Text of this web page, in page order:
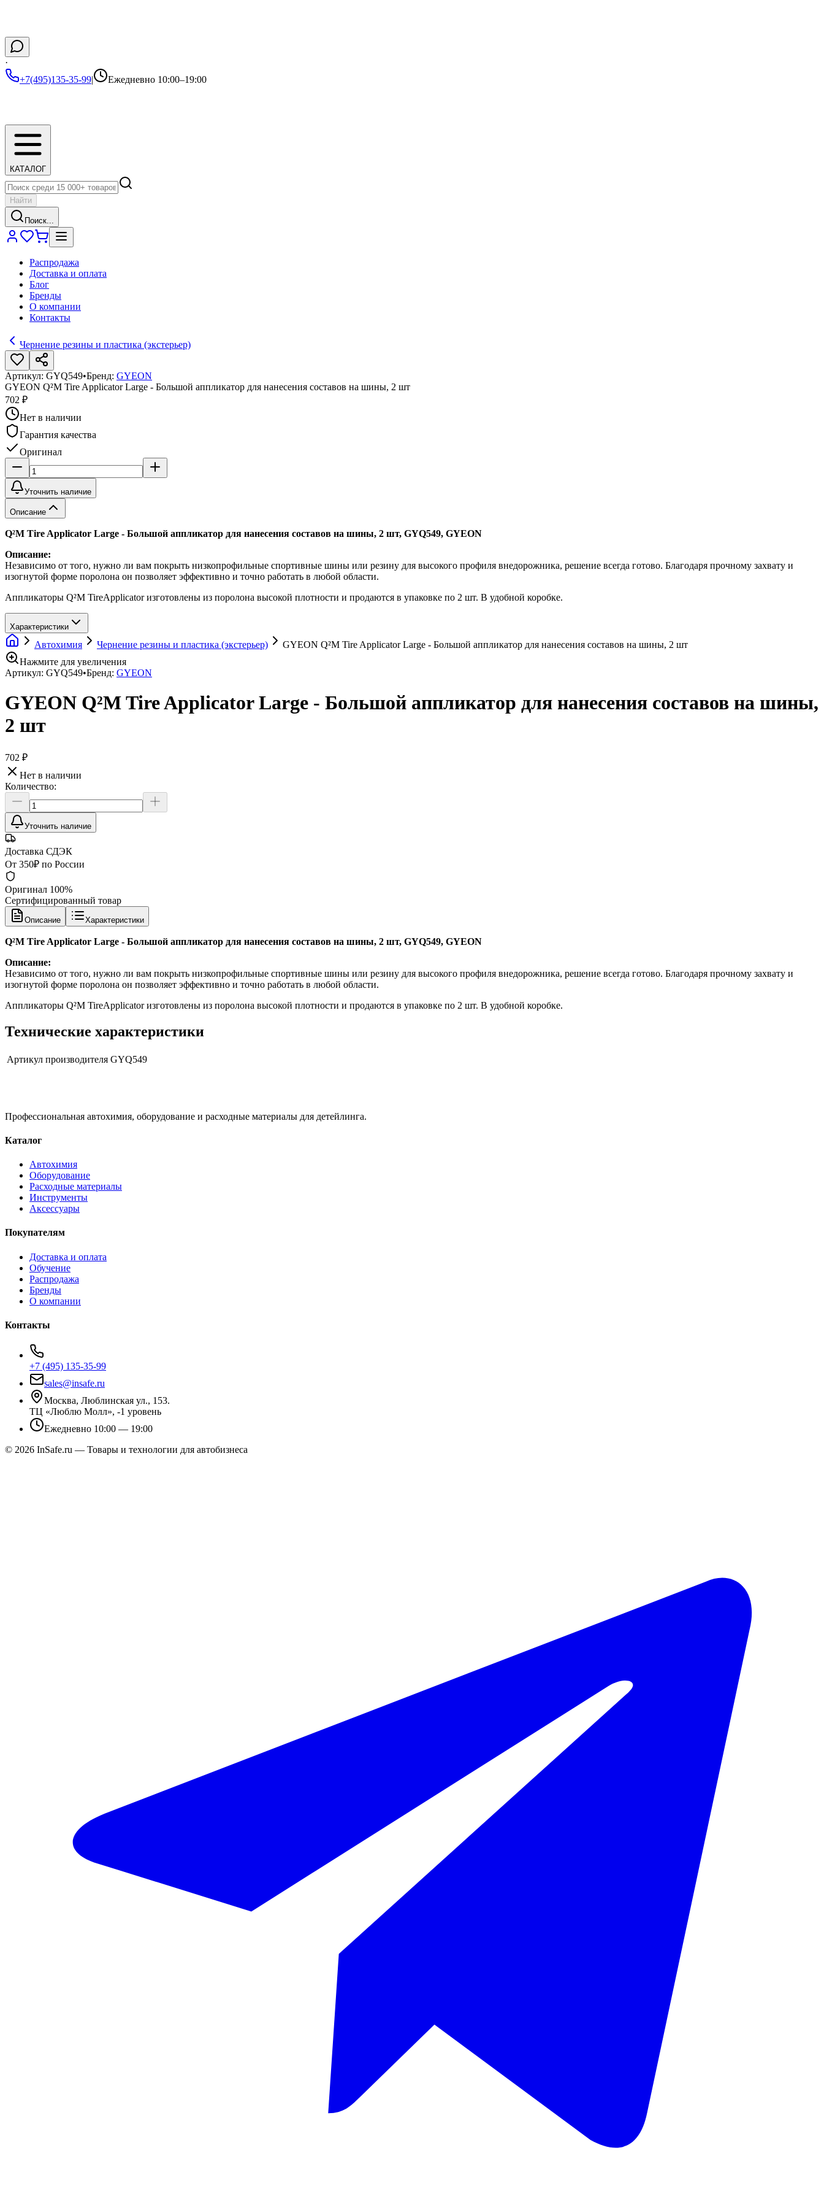
·
+7(495)135-35-99| Ежедневно 10:00–19:00
КАТАЛОГ
Найти
Поиск...
Распродажа
Доставка и оплата
Блог
Бренды
О компании
Контакты
Чернение резины и пластика (экстерьер)
Артикул: GYQ549•Бренд: GYEON
GYEON Q²M Tire Applicator Large - Большой аппликатор для нанесения составов на шины, 2 шт
702 ₽
Нет в наличии
Гарантия качества
Оригинал
Уточнить наличие
Описание
Q²M Tire Applicator Large - Большой аппликатор для нанесения составов на шины, 2 шт, GYQ549, GYEON
Описание:
Независимо от того, нужно ли вам покрыть низкопрофильные спортивные шины или резину для высокого профиля внедорожника, решение всегда готово. Благодаря прочному захвату и
изогнутой форме поролона он позволяет эффективно и точно работать в любой области.
Аппликаторы Q²M TireApplicator изготовлены из поролона высокой плотности и продаются в упаковке по 2 шт. В удобной коробке.
Характеристики
Автохимия Чернение резины и пластика (экстерьер)
GYEON Q²M Tire Applicator Large - Большой аппликатор для нанесения составов на шины, 2 шт
Нажмите для увеличения
Артикул: GYQ549•Бренд: GYEON
GYEON Q²M Tire Applicator Large - Большой аппликатор для нанесения составов на шины,
2 шт
702 ₽
Нет в наличии
Количество:
Уточнить наличие
Доставка СДЭК
От 350₽ по России
Оригинал 100%
Сертифицированный товар
Описание Характеристики
Q²M Tire Applicator Large - Большой аппликатор для нанесения составов на шины, 2 шт, GYQ549, GYEON
Описание:
Независимо от того, нужно ли вам покрыть низкопрофильные спортивные шины или резину для высокого профиля внедорожника, решение всегда готово. Благодаря прочному захвату и
изогнутой форме поролона он позволяет эффективно и точно работать в любой области.
Аппликаторы Q²M TireApplicator изготовлены из поролона высокой плотности и продаются в упаковке по 2 шт. В удобной коробке.
Технические характеристики
Артикул производителя GYQ549
Профессиональная автохимия, оборудование и расходные материалы для детейлинга.
Каталог
Автохимия
Оборудование
Расходные материалы
Инструменты
Аксессуары
Покупателям
Доставка и оплата
Обучение
Распродажа
Бренды
О компании
Контакты
+7 (495) 135-35-99
sales@insafe.ru
Москва, Люблинская ул., 153.
ТЦ «Люблю Молл», -1 уровень
Ежедневно 10:00 — 19:00
© 2026 InSafe.ru — Товары и технологии для автобизнеса